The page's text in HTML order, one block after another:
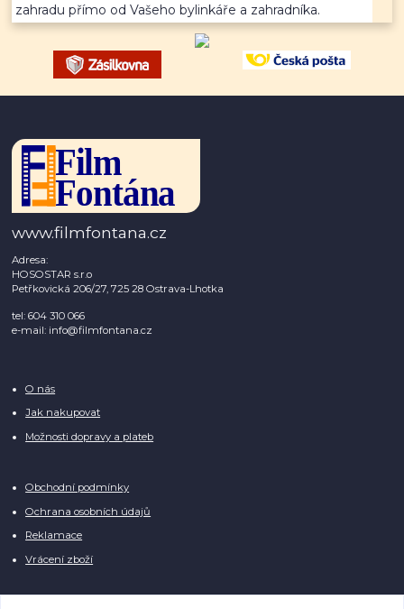
zahradu přímo od Vašeho bylinkáře a zahradníka.
www.filmfontana.cz
Adresa:
HOSOSTAR s.r.o
Petřkovická 206/27, 725 28 Ostrava-Lhotka
tel: 604 310 066
e-mail: info@filmfontana.cz
O nás
Jak nakupovat
Možnosti dopravy a plateb
Obchodní podmínky
Ochrana osobních údajů
Reklamace
Vrácení zboží